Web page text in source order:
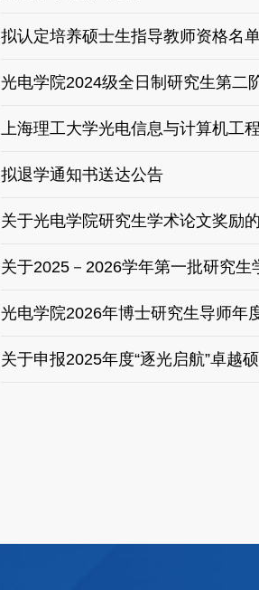
拟认定培养硕士生指导教师资格名
光电学院2024级全日制研究生第二
上海理工大学光电信息与计算机工
拟退学通知书送达公告
关于光电学院研究生学术论文奖励
关于2025－2026学年第一批研究
光电学院2026年博士研究生导师年
关于申报2025年度“逐光启航”卓越